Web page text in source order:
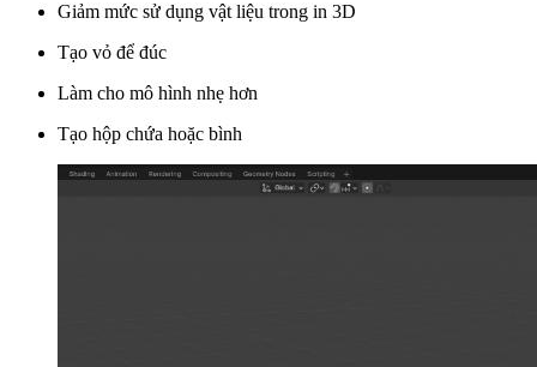
Giảm mức sử dụng vật liệu trong in 3D
Tạo vỏ để đúc
Làm cho mô hình nhẹ hơn
Tạo hộp chứa hoặc bình